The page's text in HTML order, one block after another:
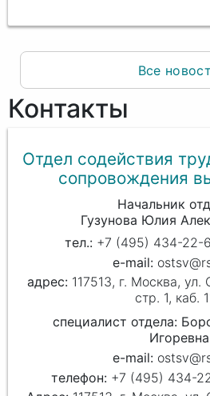
Все
Контакты
Отдел содействия
сопровождения
Начальник
Гузунова Юлия
+7 (495) 434-22-
117513, г. Москва, ул.
стр. 1, каб.
специалист отдела:
Игоревна
e-mail:
телефон:+7 (495) 434-